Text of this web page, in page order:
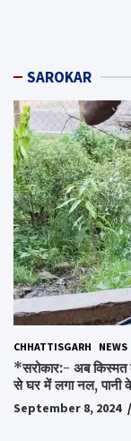
SAROKAR
CHHATTISGARH NEWS
*सरोकार:- अब किस्मत
से घर में लगा नल, पानी
September 8, 2024